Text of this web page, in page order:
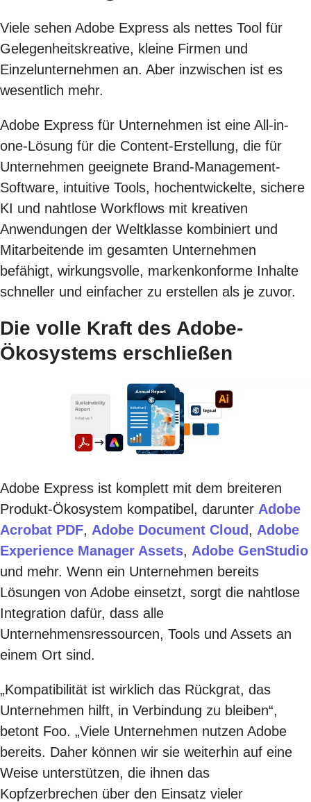
Viele sehen Adobe Express als nettes Tool für
Gelegenheitskreative, kleine Firmen und
Einzelunternehmen an. Aber inzwischen ist es
wesentlich mehr.
Adobe Express für Unternehmen ist eine All-in-
one-Lösung für die Content-Erstellung, die für
Unternehmen geeignete Brand-Management-
Software, intuitive Tools, hochentwickelte, sichere
KI und nahtlose Workflows mit kreativen
Anwendungen der Weltklasse kombiniert und
Mitarbeitende im gesamten Unternehmen
befähigt, wirkungsvolle, markenkonforme Inhalte
schneller und einfacher zu erstellen als je zuvor.
Die volle Kraft des Adobe-
Ökosystems erschließen
Adobe Express ist komplett mit dem breiteren
Produkt-Ökosystem kompatibel, darunter Adobe
Acrobat PDF, Adobe Document Cloud, Adobe
Experience Manager Assets, Adobe GenStudio
und mehr. Wenn ein Unternehmen bereits
Lösungen von Adobe einsetzt, sorgt die nahtlose
Integration dafür, dass alle
Unternehmensressourcen, Tools und Assets an
einem Ort sind.
„Kompatibilität ist wirklich das Rückgrat, das
Unternehmen hilft, in Verbindung zu bleiben“,
betont Foo. „Viele Unternehmen nutzen Adobe
bereits. Daher können wir sie weiterhin auf eine
Weise unterstützen, die ihnen das
Kopfzerbrechen über den Einsatz vieler